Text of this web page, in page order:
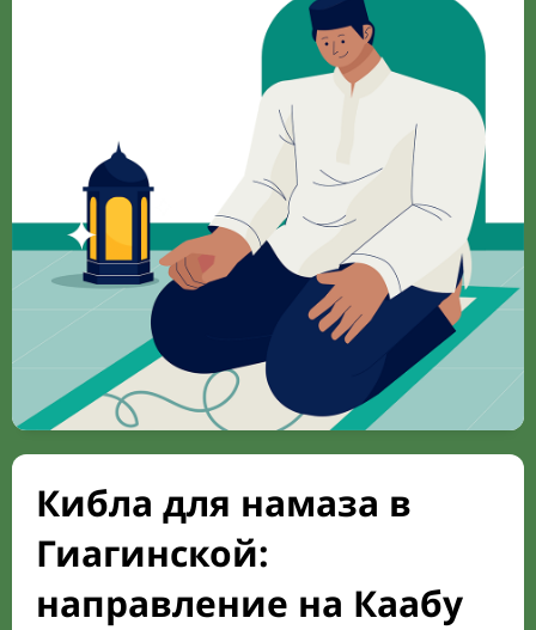
Кибла для намаза в
Гиагинской:
направление на Каабу